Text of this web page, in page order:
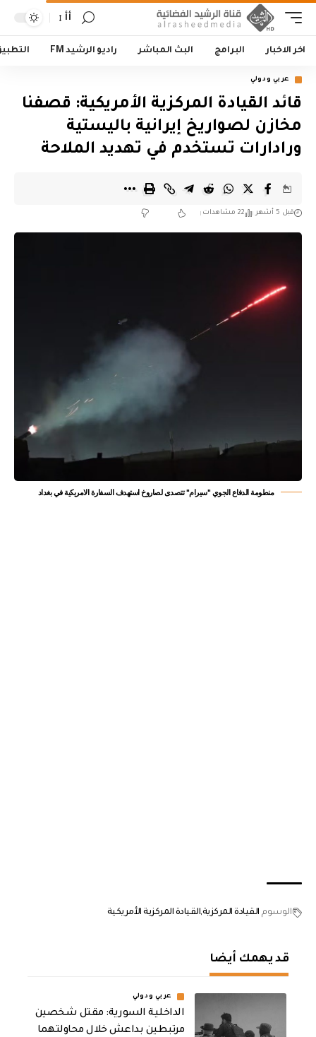
أأ
اخر الاخبار البرامج البث المباشر راديو الرشيد FM
عربي ودولي
قائد القيادة المركزية الأمريكية: قصفنا
مخازن لصواريخ إيرانية باليستية
ورادارات تستخدم في تهديد الملاحة
قبل 5 أشهر 22 مشاهدات
منطومة الدفاع الجوي "سيرام" تتصدى لصاروخ استهدف السفارة الامريكية في بغداد
الوسوم القيادة المركزيةالقيادة المركزية الأمريكية
قد يهمك أيضا
عربي ودولي
الداخلية السورية: مقتل شخصين
مرتبطين بداعش خلال محاولتهما